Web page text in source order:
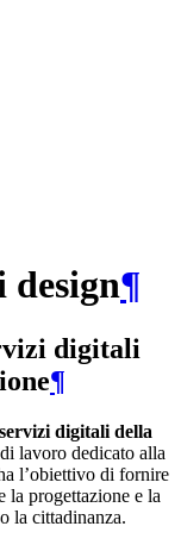
design¶
digitali
¶
digitali della
lavoro dedicato alla
l’obiettivo di fornire
la progettazione e la
la cittadinanza.